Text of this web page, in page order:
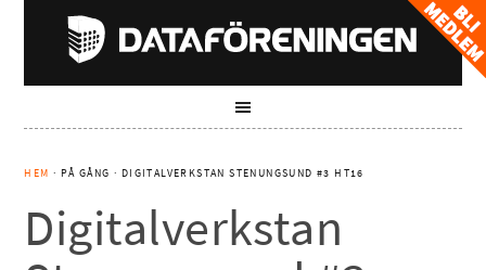
HEM · PÅ GÅNG · DIGITALVERKSTAN STENUNGSUND #3 HT16
Digitalverkstan